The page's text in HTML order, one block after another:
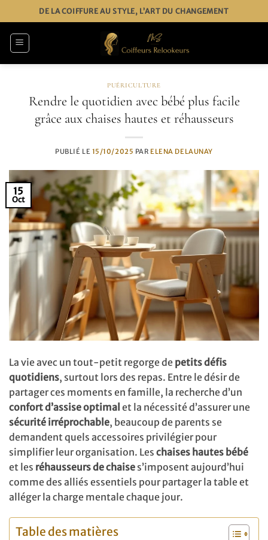
au
contenu
DE LA COIFFURE AU STYLE, L’ART DU CHANGEMENT
PUÉRICULTURE
Rendre le quotidien avec bébé plus facile
grâce aux chaises hautes et réhausseurs
PUBLIÉ LE 15/10/2025 PAR ELENA DELAUNAY
15
Oct
La vie avec un tout-petit regorge de petits défis
quotidiens, surtout lors des repas. Entre le désir de
partager ces moments en famille, la recherche d’un
confort d’assise optimal et la nécessité d’assurer une
sécurité irréprochable, beaucoup de parents se
demandent quels accessoires privilégier pour
simplifier leur organisation. Les chaises hautes bébé
et les réhausseurs de chaise s’imposent aujourd’hui
comme des alliés essentiels pour partager la table et
alléger la charge mentale chaque jour.
Table des matières